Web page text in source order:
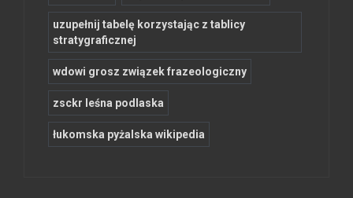
uzupełnij tabelę korzystając z tablicy
stratygraficznej
wdowi grosz związek frazeologiczny
zsckr leśna podlaska
łukomska pyżalska wikipedia